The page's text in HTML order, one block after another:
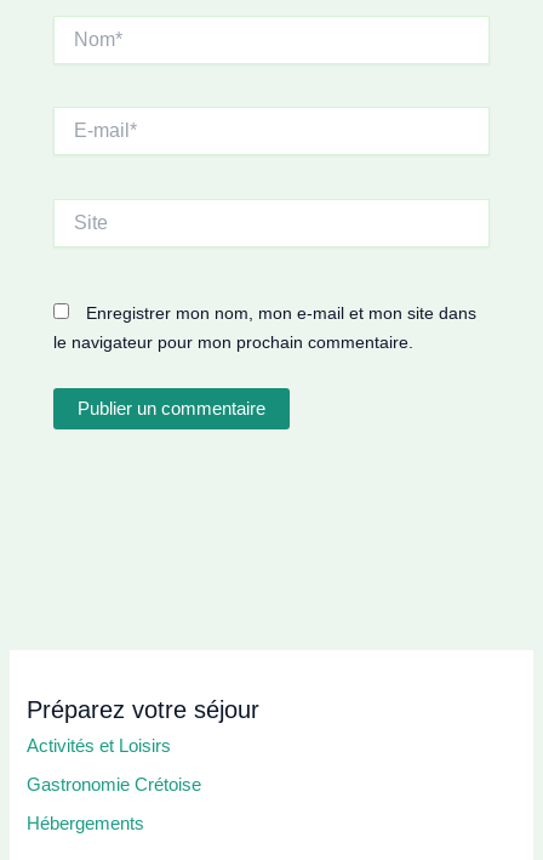
mail*
Enregistrer mon nom, mon e-mail et mon site dans
le navigateur pour mon prochain commentaire.
Préparez votre séjour
Activités et Loisirs
Gastronomie Crétoise
Hébergements